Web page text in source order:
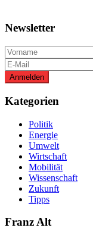
Newsletter
Kategorien
Politik
Energie
Umwelt
Wirtschaft
Mobilität
Wissenschaft
Zukunft
Tipps
Franz Alt